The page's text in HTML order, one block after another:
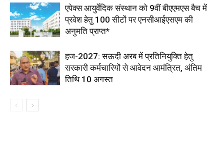
एपेक्स आयुर्वेदिक संस्थान को 9वीं बीएएमएस बैच में
प्रवेश हेतु 100 सीटों पर एनसीआईएसएम की
अनुमति प्राप्त*
हज-2027: सऊदी अरब में प्रतिनियुक्ति हेतु
सरकारी कर्मचारियों से आवेदन आमंत्रित, अंतिम
तिथि 10 अगस्त